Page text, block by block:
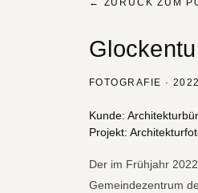
← ZURÜCK ZUM
FOTOGRAFIE · 2022
Kunde:
Projekt:
Der im Frühjahr
Gemeindezentrum